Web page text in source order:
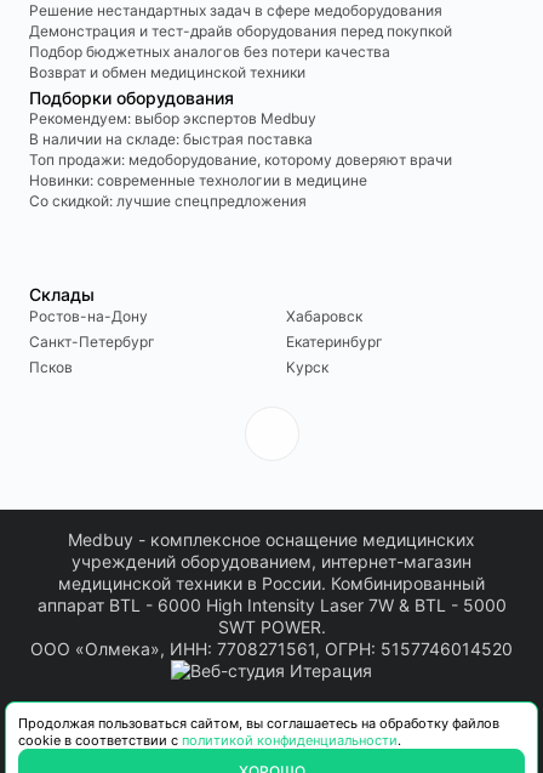
Решение нестандартных задач в сфере медоборудования
Демонстрация и тест-драйв оборудования перед покупкой
Подбор бюджетных аналогов без потери качества
Возврат и обмен медицинской техники
Подборки оборудования
Рекомендуем: выбор экспертов Medbuy
В наличии на складе: быстрая поставка
Топ продажи: медоборудование, которому доверяют врачи
Новинки: современные технологии в медицине
Со скидкой: лучшие спецпредложения
Склады
Ростов-на-Дону
Санкт-Петербург
Псков
Хабаровск
Екатеринбург
Курск
Medbuy - комплексное оснащение медицинских
учреждений оборудованием, интернет-магазин
медицинской техники в России. Комбинированный
аппарат BTL - 6000 High Intensity Laser 7W & BTL - 5000
SWT POWER.
ООО «Олмека», ИНН: 7708271561, ОГРН: 5157746014520
характер. Актуальные технические характеристики, комплектация, сроки
поставки и стоимость товара уточняются в коммерческом предложении.
Продолжая пользоваться сайтом, вы соглашаетесь на обработку файлов
cookie в соответствии с политикой конфиденциальности.